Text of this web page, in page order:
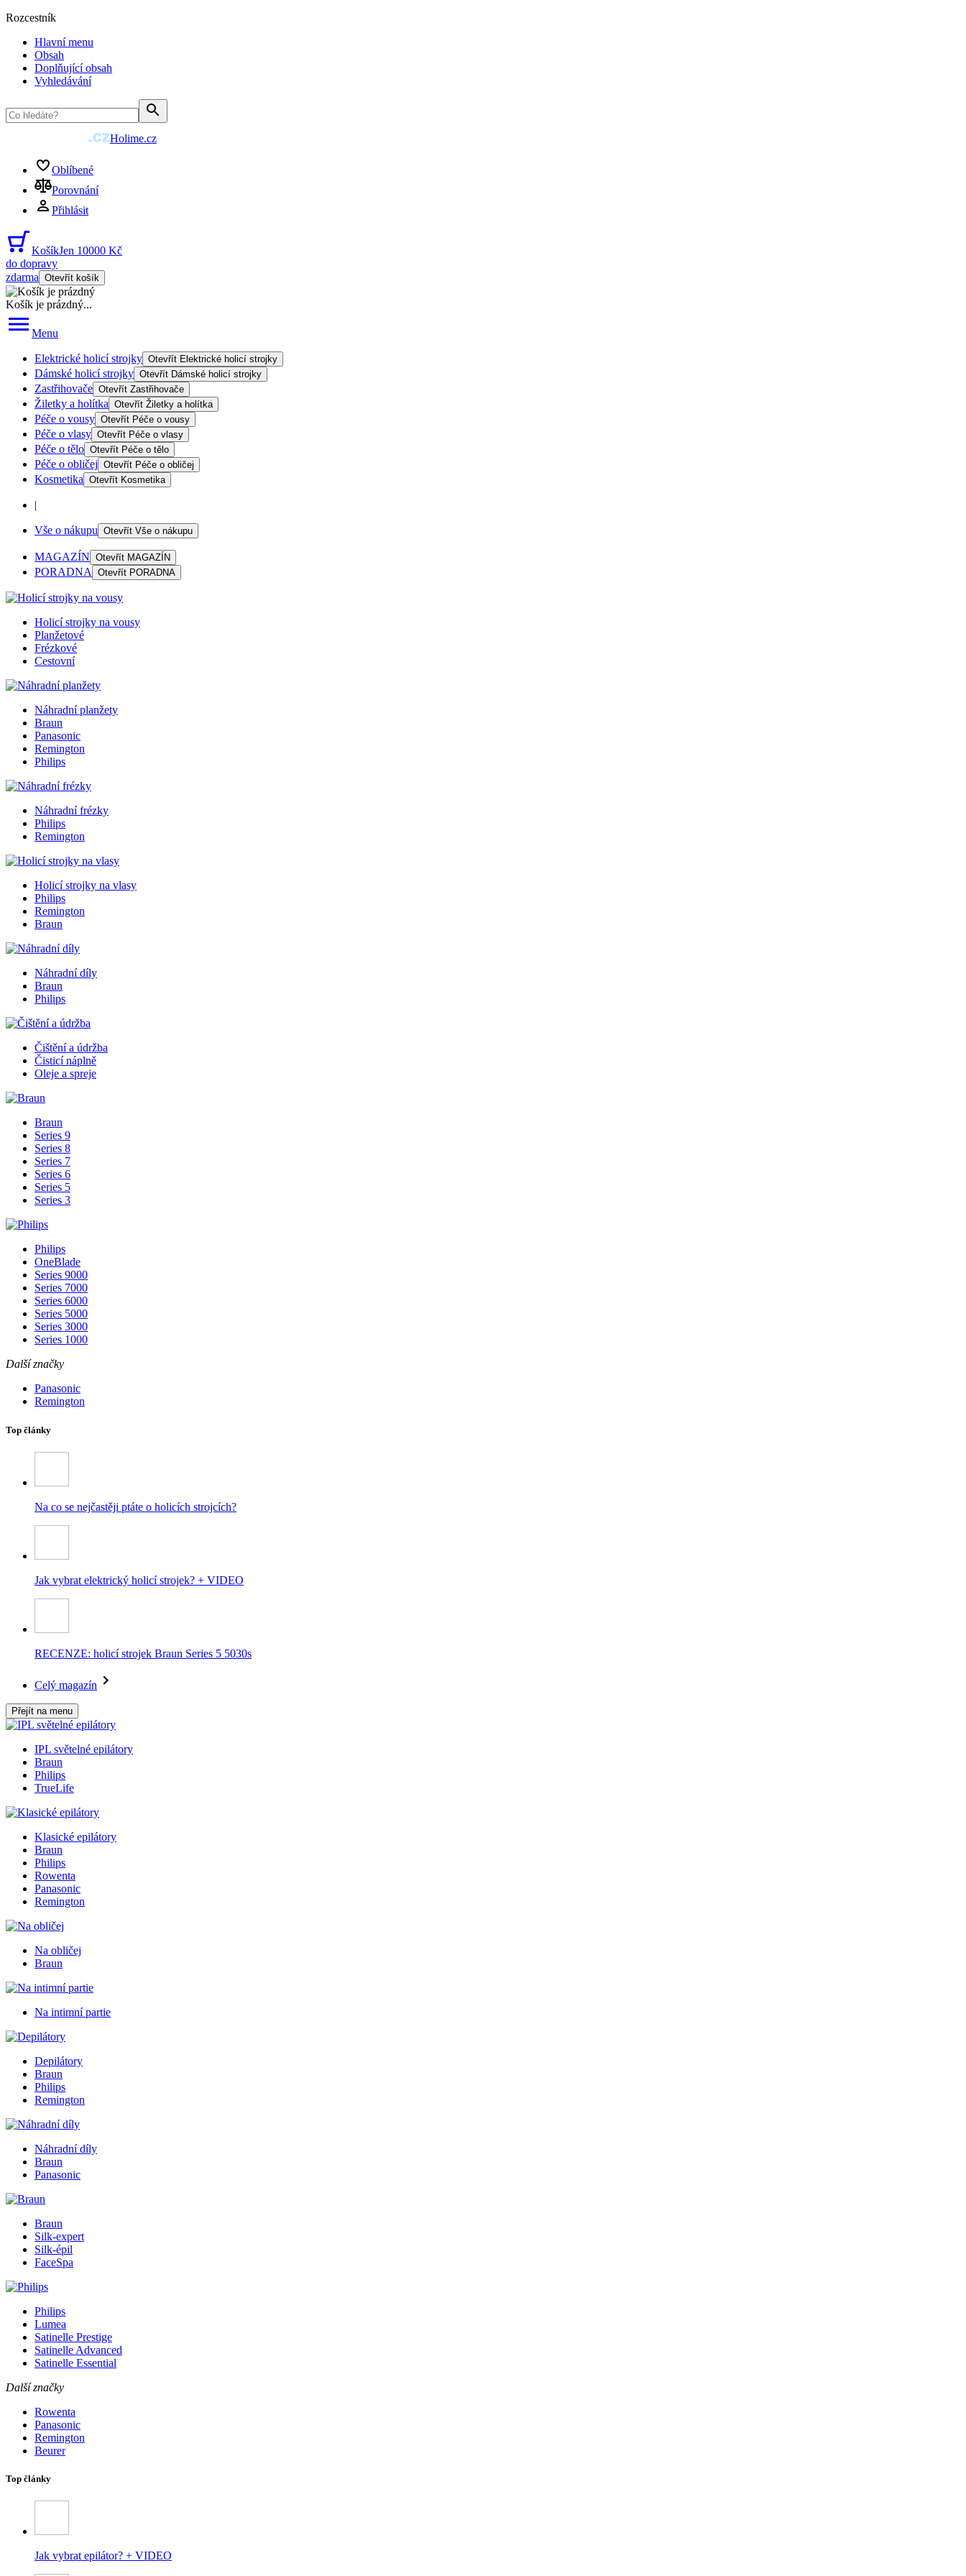
Rozcestník
Hlavní menu
Obsah
Doplňující obsah
Vyhledávání
Holime.cz
Oblíbené
Porovnání
Přihlásit
KošíkJen 10000 Kč
do dopravy
zdarma Otevřít košík
Košík je prázdný...
Menu
Elektrické holicí strojky Otevřít Elektrické holicí strojky
Dámské holicí strojky Otevřít Dámské holicí strojky
Zastřihovače Otevřít Zastřihovače
Žiletky a holítka Otevřít Žiletky a holítka
Péče o vousy Otevřít Péče o vousy
Péče o vlasy Otevřít Péče o vlasy
Péče o tělo Otevřít Péče o tělo
Péče o obličej Otevřít Péče o obličej
Kosmetika Otevřít Kosmetika
|
Vše o nákupu Otevřít Vše o nákupu
MAGAZÍN Otevřít MAGAZÍN
PORADNA Otevřít PORADNA
Holicí strojky na vousy
Planžetové
Frézkové
Cestovní
Náhradní planžety
Braun
Panasonic
Remington
Philips
Náhradní frézky
Philips
Remington
Holicí strojky na vlasy
Philips
Remington
Braun
Náhradní díly
Braun
Philips
Čištění a údržba
Čisticí náplně
Oleje a spreje
Braun
Series 9
Series 8
Series 7
Series 6
Series 5
Series 3
Philips
OneBlade
Series 9000
Series 7000
Series 6000
Series 5000
Series 3000
Series 1000
Další značky
Panasonic
Remington
Top články
Na co se nejčastěji ptáte o holicích strojcích?
Jak vybrat elektrický holicí strojek? + VIDEO
RECENZE: holicí strojek Braun Series 5 5030s
Celý magazín
Přejít na menu
IPL světelné epilátory
Braun
Philips
TrueLife
Klasické epilátory
Braun
Philips
Rowenta
Panasonic
Remington
Na obličej
Braun
Na intimní partie
Depilátory
Braun
Philips
Remington
Náhradní díly
Braun
Panasonic
Braun
Silk-expert
Silk-épil
FaceSpa
Philips
Lumea
Satinelle Prestige
Satinelle Advanced
Satinelle Essential
Další značky
Rowenta
Panasonic
Remington
Beurer
Top články
Jak vybrat epilátor? + VIDEO